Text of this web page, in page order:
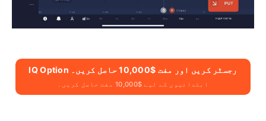
IQ Option رجسٹر کریں اور مفت $10,000 حاصل کریں۔
ابتدائیوں کے لیے $10,000 مفت حاصل کریں۔